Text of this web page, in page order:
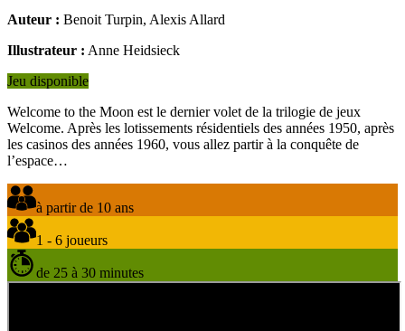
Auteur : Benoit Turpin, Alexis Allard
Illustrateur : Anne Heidsieck
Jeu disponible
Welcome to the Moon est le dernier volet de la trilogie de jeux
Welcome. Après les lotissements résidentiels des années 1950, après
les casinos des années 1960, vous allez partir à la conquête de
l’espace…
à partir de 10 ans
1 - 6 joueurs
de 25 à 30 minutes